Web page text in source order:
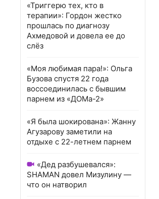
«Триггерю тех, кто в
терапии»: Гордон жестко
прошлась по диагнозу
Ахмедовой и довела ее до
слёз
«Моя любимая пара!»: Ольга
Бузова спустя 22 года
воссоединилась с бывшим
парнем из «ДОМа-2»
«Я была шокирована»: Жанну
Агузарову заметили на
отдыхе с 22-летнем парнем
«Дед разбушевался»:
SHAMAN довел Мизулину —
что он натворил